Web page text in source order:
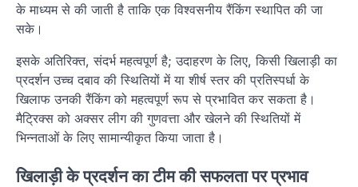
के माध्यम से की जाती है ताकि एक विश्वसनीय रैंकिंग स्थापित की जा
सके।
इसके अतिरिक्त, संदर्भ महत्वपूर्ण है; उदाहरण के लिए, किसी खिलाड़ी का
प्रदर्शन उच्च दबाव की स्थितियों में या शीर्ष स्तर की प्रतिस्पर्धा के
खिलाफ उनकी रैंकिंग को महत्वपूर्ण रूप से प्रभावित कर सकता है।
मैट्रिक्स को अक्सर लीग की गुणवत्ता और खेलने की स्थितियों में
भिन्नताओं के लिए सामान्यीकृत किया जाता है।
खिलाड़ी के प्रदर्शन का टीम की सफलता पर प्रभाव